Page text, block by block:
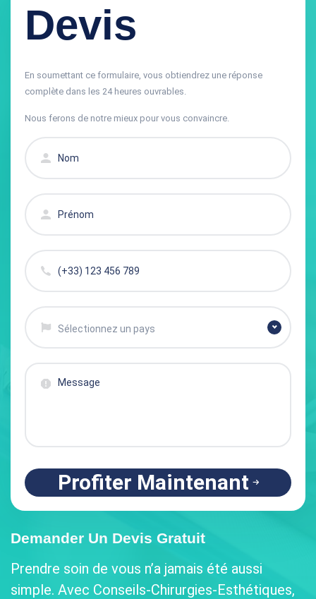
Devis
En soumettant ce formulaire, vous obtiendrez une réponse
complète dans les 24 heures ouvrables.
Nous ferons de notre mieux pour vous convaincre.
Sélectionnez un pays
Profiter Maintenant
Demander Un Devis Gratuit
Prendre soin de vous n’a jamais été aussi
simple. Avec Conseils-Chirurgies-Esthétiques,